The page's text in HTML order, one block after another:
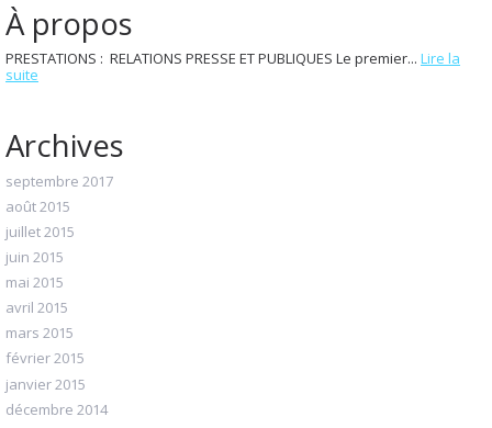
À propos
PRESTATIONS : RELATIONS PRESSE ET PUBLIQUES Le premier... Lire la
suite
Archives
septembre 2017
août 2015
juillet 2015
juin 2015
mai 2015
avril 2015
mars 2015
février 2015
janvier 2015
décembre 2014